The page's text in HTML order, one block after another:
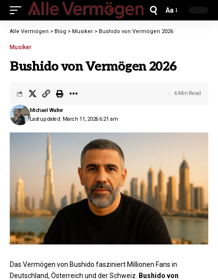
Aa
Alle Vermögen > Blog > Musiker > Bushido von Vermögen 2026
Musiker
Bushido von Vermögen 2026
Last updated: March 11, 2026 6:21 am
Michael Walter
6 Min Read
Das Vermögen von Bushido fasziniert Millionen Fans in
Deutschland, Österreich und der Schweiz.
Bushido von